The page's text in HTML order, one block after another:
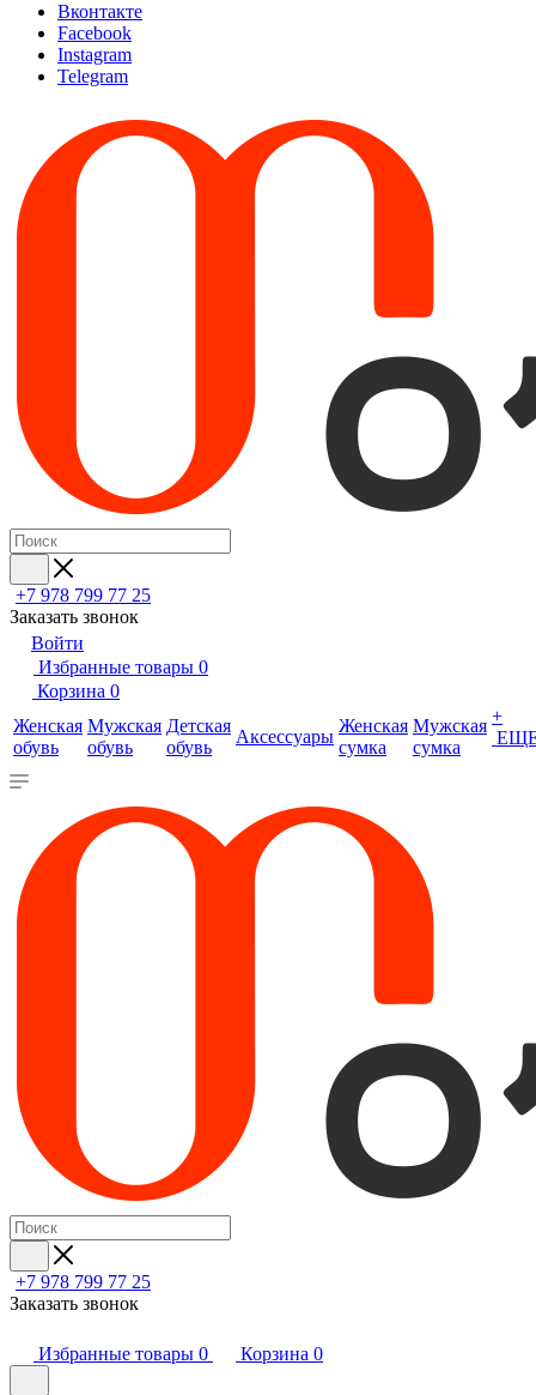
Вконтакте
Facebook
Instagram
Telegram
+7 978 799 77 25
Заказать звонок
Войти
Избранные товары 0
Корзина 0
Женская
обувь
Мужская
обувь
Детская
обувь
Аксессуары
Женская
сумка
Мужская
сумка
+
+7 978 799 77 25
Заказать звонок
Избранные товары 0 Корзина 0